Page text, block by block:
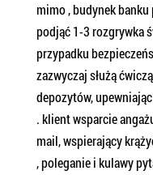
mimo , budynek
podjąć 1-3 rozgrywka
przypadku
zazwyczaj służą
depozytów,
. klient wsparcie
mail, wspierający
, poleganie i kulawy